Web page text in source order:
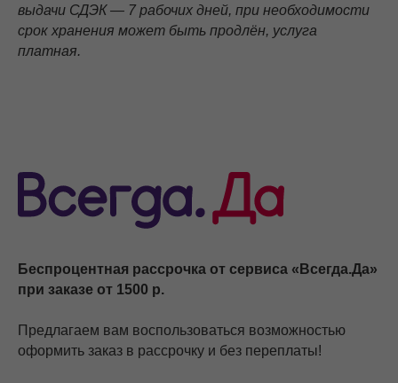
выдачи СДЭК — 7 рабочих дней, при необходимости
срок хранения может быть продлён, услуга
платная.
Беспроцентная рассрочка от сервиса «Всегда.Да»
при заказе от 1500 р.
Предлагаем вам воспользоваться возможностью
оформить заказ в рассрочку и без переплаты!